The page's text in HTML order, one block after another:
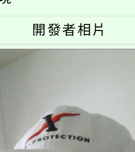
學生輔導中心
諮商輔導、社會
報名參加。
園短影音徵選
簡章及活動海報
參加。
市補助參觀特色
實施計畫」
「教育部表揚
展貢獻獎」
開發者相片